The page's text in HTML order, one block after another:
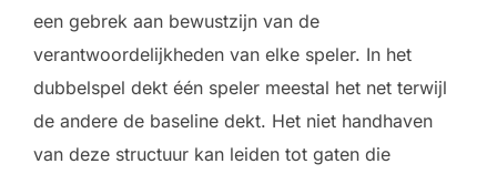
een gebrek aan bewustzijn van de
verantwoordelijkheden van elke speler. In het
dubbelspel dekt één speler meestal het net terwijl
de andere de baseline dekt. Het niet handhaven
van deze structuur kan leiden tot gaten die